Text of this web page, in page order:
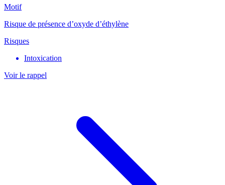
Motif
Risque de présence d’oxyde d’éthylène
Risques
Intoxication
Voir le rappel